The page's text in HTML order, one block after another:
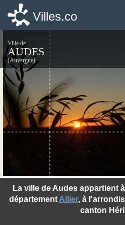
Villes.co
Ville de
AUDES
(Auvergne)
La ville de Audes appartient
département Allier, à
canton
Villes.co